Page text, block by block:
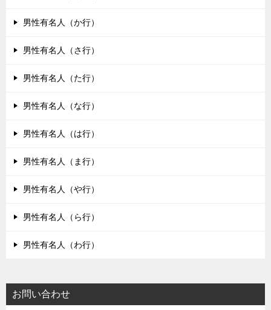
男性有名人（か行）
男性有名人（さ行）
男性有名人（た行）
男性有名人（な行）
男性有名人（は行）
男性有名人（ま行）
男性有名人（や行）
男性有名人（ら行）
男性有名人（わ行）
お問い合わせ